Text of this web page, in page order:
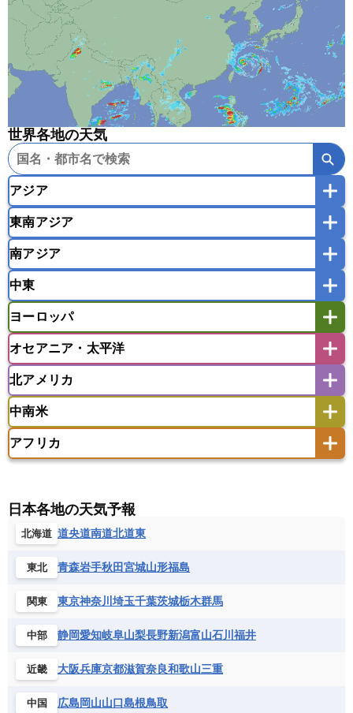
世界各地の天気
アジア
韓国
モンゴル
東南アジア
インドネシア
マレーシア
ミャンマー
ラオス人民民主共和国
東ティモール民主共和国
南アジア
バングラデシュ
モルディブ
中東
アフガニスタン
イスラエル
ウズベキスタン
オマーン
カザフスタン
カタール
キプロス
キルギス
タジキスタン
バーレーン
ヨルダン レバノン
ヨーロッパ
アイスランド
アゼルバイジャン
イギリス
イタリア
ウクライナ
エストニア
オランダ
オーストリア
ギリシャ
スロバキア
スロベニア共和国
チェコ
デンマーク
フランス
ベルギー
ボスニア・ヘルツェゴビナ
モナコ公国
モルドバ
モンテネグロ
ラトビア
リトアニア
リヒテンシュタイン
オセアニア・太平洋
アメリカ領サモア
サモア独立国
ソロモン諸島
タヒチ
ツバル
トンガ ナウル共和国
ニウエ
バヌアツ
パプアニューギニア
ワリス・フテュナ
北アメリカ
バーミューダ諸島
中南米
アメリカ領バージン諸島
キューバ
グアテマラ
グレナダ
ケイマン諸島
コロンビア
ジャマイカ
セントクリストファー・ネービス
セントビンセント及びグレナディーン諸島
セントルシア
チリ
トリニダード・トバゴ
ドミニカ共和国
ニカラグア共和国
ハイチ共和国
バルバドス
パナマ
アフリカ
エジプト
エスワティニ王国
エリトリア国
カメルーン
ギニアビサウ共和国
ケニア
コンゴ共和国
コンゴ民主共和国
コートジボワール
サントメ・プリンシペ民主共和国
ザンビア共和国
シエラレオネ共和国
ジブチ共和国
ジンバブエ
セントヘレナ諸島
セーシェル
日本各地の天気予報
北海道 道央道南道北道東
東北 青森岩手秋田宮城山形福島
関東 東京神奈川 埼玉千葉茨城栃木群馬
中部 静岡愛知岐阜山梨長野新潟富山石川 福井
近畿 大阪兵庫京都滋賀奈良和歌山三重
中国 広島岡山山口島根鳥取